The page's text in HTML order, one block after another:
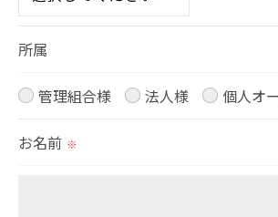
個人情報を外部に委託する場合があ
これらの委託先に対しては個人情報
置をとり、適切な監督を行います。
所属
管理組合様 法人様 個人オ
お名前 ※